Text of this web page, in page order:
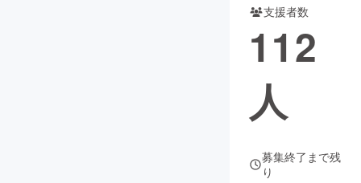
支援者数
112
人
募集終了まで残
り